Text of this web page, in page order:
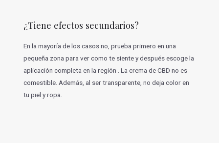
¿Tiene efectos secundarios?
En la mayoría de los casos no, prueba primero en una
pequeña zona para ver como te siente y después escoge la
aplicación completa en la región . La crema de CBD no es
comestible. Además, al ser transparente, no deja color en
tu piel y ropa.